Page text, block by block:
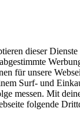
dieser
für unsere
Surf- und
messen. Mit
folgende